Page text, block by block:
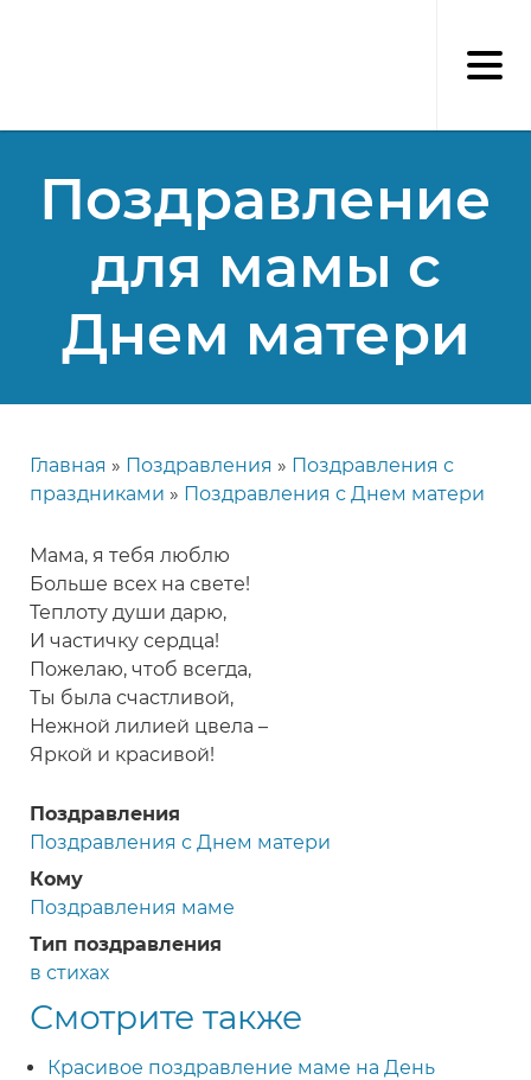
Поздравление
для мамы с
Днем матери
Строка
Главная Поздравления
Поздравления с
праздниками
Поздравления с Днем матери
Мама, я тебя люблю
Больше всех на свете!
Теплоту души дарю,
И частичку сердца!
Пожелаю, чтоб всегда,
Ты была счастливой,
Нежной лилией цвела –
Яркой и красивой!
Поздравления
Поздравления с Днем матери
Кому
Поздравления маме
Тип поздравления
в стихах
Смотрите также
Красивое поздравление маме на День